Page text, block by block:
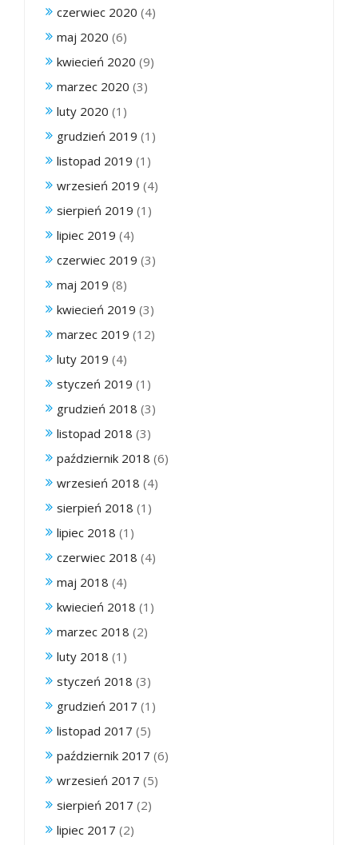
czerwiec 2020 (4)
maj 2020 (6)
kwiecień 2020 (9)
marzec 2020 (3)
luty 2020 (1)
grudzień 2019 (1)
listopad 2019 (1)
wrzesień 2019 (4)
sierpień 2019 (1)
lipiec 2019 (4)
czerwiec 2019 (3)
maj 2019 (8)
kwiecień 2019 (3)
marzec 2019 (12)
luty 2019 (4)
styczeń 2019 (1)
grudzień 2018 (3)
listopad 2018 (3)
październik 2018 (6)
wrzesień 2018 (4)
sierpień 2018 (1)
lipiec 2018 (1)
czerwiec 2018 (4)
maj 2018 (4)
kwiecień 2018 (1)
marzec 2018 (2)
luty 2018 (1)
styczeń 2018 (3)
grudzień 2017 (1)
listopad 2017 (5)
październik 2017 (6)
wrzesień 2017 (5)
sierpień 2017 (2)
lipiec 2017 (2)